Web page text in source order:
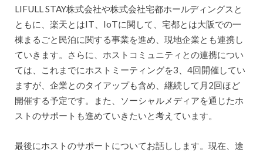
LIFULL STAY株式会社や株式会社宅都ホールディングスと
ともに、楽天とはIT、IoTに関して、宅都とは大阪での一
棟まるごと民泊に関する事業を進め、現地企業とも連携し
ていきます。さらに、ホストコミュニティとの連携につい
ては、これまでにホストミーティングを3、4回開催してい
ますが、企業とのタイアップも含め、継続して月2回ほど
開催する予定です。また、ソーシャルメディアを通じたホ
ストのサポートも進めていきたいと考えています。
最後にホストのサポートについてお話しします。現在、途